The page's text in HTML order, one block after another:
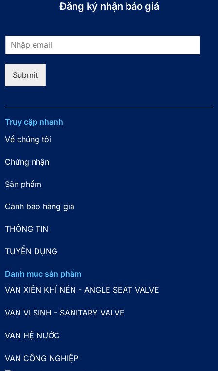
Đăng ký nhận báo giá​
m
*
Submit
Truy cập nhanh
Về chúng tôi
Chứng nhận
Sản phẩm
Cảnh báo hàng giả
THÔNG TIN
TUYỂN DỤNG
Danh mục sản phẩm
VAN XIÊN KHÍ NÉN - ANGLE SEAT VALVE
VAN VI SINH - SANITARY VALVE
VAN HỆ NƯỚC
VAN CÔNG NGHIỆP